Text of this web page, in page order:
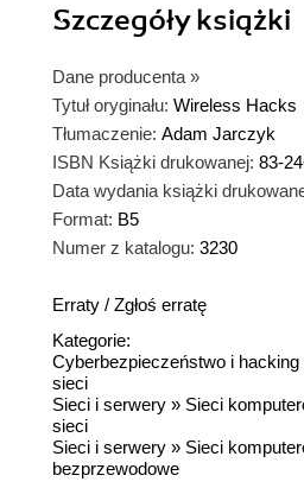
Szczegółyksiążki
Dane producenta »
Tytuł oryginału: Wireless Hacks
Tłumaczenie: Adam Jarczyk
ISBN Książki drukowanej: 83-
Data wydania książki
Format: B5
Numer z katalogu: 3230
Erraty / Zgłoś erratę
Kategorie:
Cyberbezpieczeństwo i hacking
sieci
Sieci i serwery » Sieci
sieci
Sieci i serwery » Sieci
bezprzewodowe